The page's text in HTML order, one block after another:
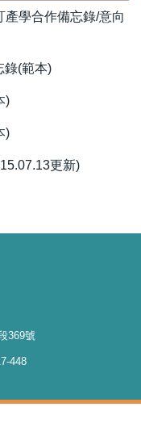
產學合作備忘錄/意向
錄(範本)
)
)
更新)
369號
448